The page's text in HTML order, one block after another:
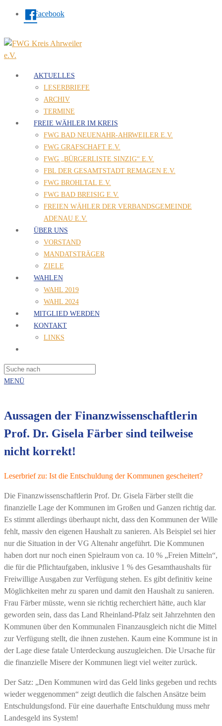
Facebook
AKTUELLES
LESERBRIEFE
ARCHIV
TERMINE
FREIE WÄHLER IM KREIS
FWG BAD NEUENAHR-AHRWEILER E.V.
FWG GRAFSCHAFT E.V.
FWG „BÜRGERLISTE SINZIG“ E.V.
FBL DER GESAMTSTADT REMAGEN E.V.
FWG BROHLTAL E.V.
FWG BAD BREISIG E.V.
FREIEN WÄHLER DER VERBANDSGEMEINDE
ADENAU E.V.
ÜBER UNS
VORSTAND
MANDATSTRÄGER
ZIELE
WAHLEN
WAHL 2019
WAHL 2024
MITGLIED WERDEN
KONTAKT
LINKS
MENÜ
Aussagen der Finanzwissenschaftlerin
Prof. Dr. Gisela Färber sind teilweise
nicht korrekt!
Leserbrief zu: Ist die Entschuldung der Kommunen gescheitert?
Die Finanzwissenschaftlerin Prof. Dr. Gisela Färber stellt die
finanzielle Lage der Kommunen im Großen und Ganzen richtig dar.
Es stimmt allerdings überhaupt nicht, dass den Kommunen der Wille
fehlt, massiv den eigenen Haushalt zu sanieren. Als Beispiel sei hier
nur die Situation in der VG Altenahr angeführt. Die Kommunen
haben dort nur noch einen Spielraum von ca. 10 % „Freien Mitteln“,
die für die Pflichtaufgaben, inklusive 1 % des Gesamthaushalts für
Freiwillige Ausgaben zur Verfügung stehen. Es gibt definitiv keine
Möglichkeiten mehr zu sparen und damit den Haushalt zu sanieren.
Frau Färber müsste, wenn sie richtig recherchiert hätte, auch klar
geworden sein, dass das Land Rheinland-Pfalz seit Jahrzehnten den
Kommunen über den Kommunalen Finanzausgleich nicht die Mittel
zur Verfügung stellt, die ihnen zustehen. Kaum eine Kommune ist in
der Lage diese fatale Unterdeckung auszugleichen. Die Ursache für
die finanzielle Misere der Kommunen liegt viel weiter zurück.
Der Satz: „Den Kommunen wird das Geld links gegeben und rechts
wieder weggenommen“ zeigt deutlich die falschen Ansätze beim
Entschuldungsfond. Für eine dauerhafte Entschuldung muss mehr
Landesgeld ins System!